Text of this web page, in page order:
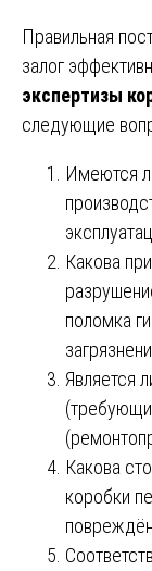
Правильная
залог
экспертизы
следующие
Имеются
Какова
поломка
Является
Какова
коробки